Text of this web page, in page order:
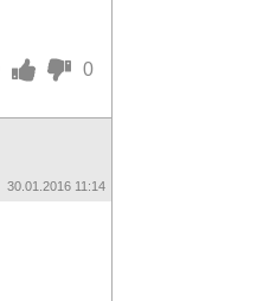
0
30.01.2016 11:14